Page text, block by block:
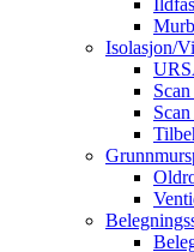
Isolasjon/